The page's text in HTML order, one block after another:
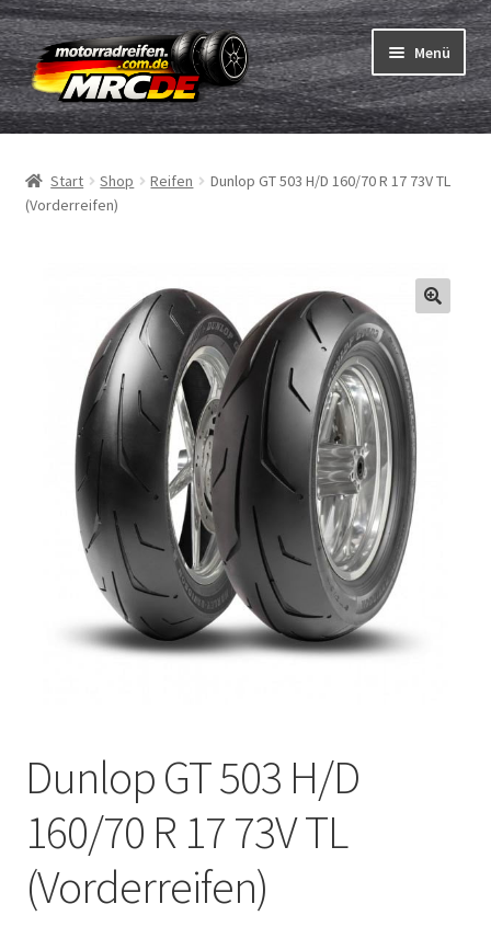
Zur
Navigation
springen
Zum
Inhalt
springen
Menü
Reifen
Schläuche
Reifentest
Marken
Kontakt
Start Shop Reifen
Dunlop GT 503 H/D 160/70 R 17 73V TL
(Vorderreifen)
Dunlop GT 503 H/D
160/70 R 17 73V TL
(Vorderreifen)